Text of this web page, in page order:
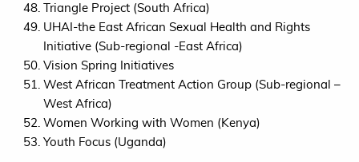
Triangle Project (South Africa)
UHAI-the East African Sexual Health and Rights
Initiative (Sub-regional -East Africa)
Vision Spring Initiatives
West African Treatment Action Group (Sub-regional –
West Africa)
Women Working with Women (Kenya)
Youth Focus (Uganda)